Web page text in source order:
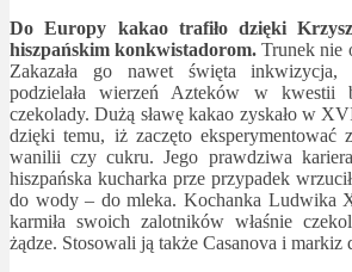
Do Europy kakao trafiło dzięki
hiszpańskim konkwistadorom.Trunek nie
Zakazała go nawet święta inkwizycja,
podzielała wierzeń Azteków w kwestii
czekolady. Dużą sławę kakao zyskało w
dzięki temu, iż zaczęto eksperymentować
wanilii czy cukru. Jego prawdziwa
hiszpańska kucharka prze przypadek
do wody – do mleka. Kochanka Ludwika
karmiła swoich zalotników właśnie
żądze. Stosowali ją także Casanova i markiz